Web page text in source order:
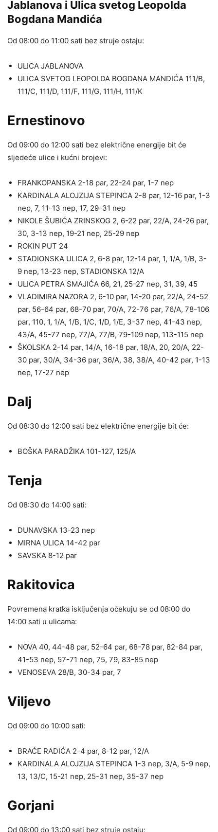
Jablanova i Ulica svetog Leopolda
Bogdana Mandića
Od 08:00 do 11:00 sati bez struje ostaju:
ULICA JABLANOVA
ULICA SVETOG LEOPOLDA BOGDANA MANDIĆA 111/B,
111/C, 111/D, 111/F, 111/G, 111/H, 111/K
Ernestinovo
Od 09:00 do 12:00 sati bez električne energije bit će
sljedeće ulice i kućni brojevi:
FRANKOPANSKA 2-18 par, 22-24 par, 1-7 nep
KARDINALA ALOJZIJA STEPINCA 2-8 par, 12-16 par, 1-3
nep, 7, 11-13 nep, 17, 29-31 nep
NIKOLE ŠUBIĆA ZRINSKOG 2, 6-22 par, 22/A, 24-26 par,
30, 3-13 nep, 19-21 nep, 25-29 nep
ROKIN PUT 24
STADIONSKA ULICA 2, 6-8 par, 12-14 par, 1, 1/A, 1/B, 3-
9 nep, 13-23 nep, STADIONSKA 12/A
ULICA PETRA SMAJIĆA 66, 21, 25-27 nep, 31, 39, 45
VLADIMIRA NAZORA 2, 6-10 par, 14-20 par, 22/A, 24-52
par, 56-64 par, 68-70 par, 70/A, 72-76 par, 76/A, 78-106
par, 110, 1, 1/A, 1/B, 1/C, 1/D, 1/E, 3-37 nep, 41-43 nep,
43/A, 45-77 nep, 77/A, 77/B, 79-109 nep, 113-115 nep
ŠKOLSKA 2-14 par, 14/A, 16-18 par, 18/A, 20, 20/A, 22-
30 par, 30/A, 34-36 par, 36/A, 38, 38/A, 40-42 par, 1-13
nep, 17-27 nep
Dalj
Od 08:30 do 12:00 sati bez električne energije bit će:
BOŠKA PARADŽIKA 101-127, 125/A
Tenja
Od 08:30 do 14:00 sati:
DUNAVSKA 13-23 nep
MIRNA ULICA 14-42 par
SAVSKA 8-12 par
Rakitovica
Povremena kratka isključenja očekuju se od 08:00 do
14:00 sati u ulicama:
NOVA 40, 44-48 par, 52-64 par, 68-78 par, 82-84 par,
41-53 nep, 57-71 nep, 75, 79, 83-85 nep
VENOSEVA 28/B, 30-34 par, 7
Viljevo
Od 09:00 do 10:00 sati:
BRAĆE RADIĆA 2-4 par, 8-12 par, 12/A
KARDINALA ALOJZIJA STEPINCA 1-3 nep, 3/A, 5-9 nep,
13, 13/C, 15-21 nep, 25-31 nep, 35-37 nep
Gorjani
Od 09:00 do 13:00 sati bez struje ostaju: